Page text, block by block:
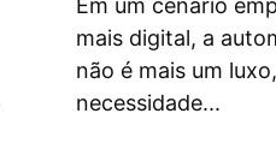
Em um cenário
mais digital, a
não é mais um
necessidade...